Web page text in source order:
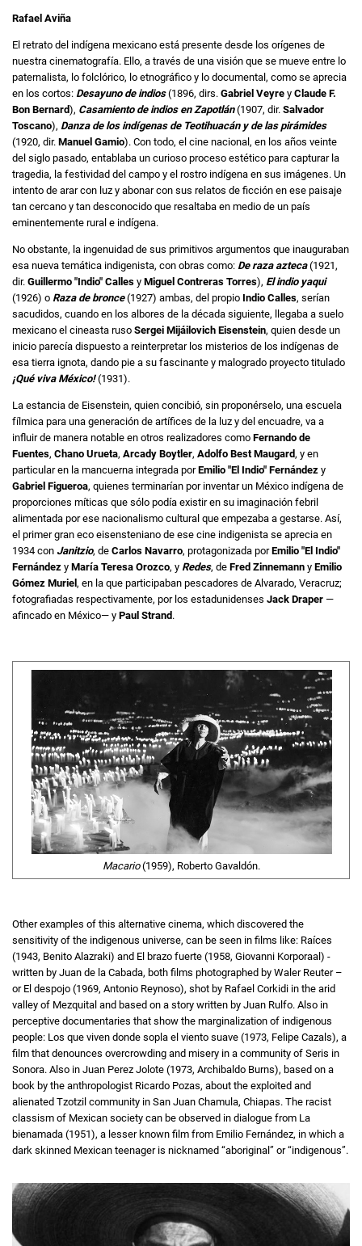
Rafael Aviña
El retrato del indígena mexicano está presente desde los orígenes de
nuestra cinematografía. Ello, a través de una visión que se mueve entre lo
paternalista, lo folclórico, lo etnográfico y lo documental, como se aprecia
en los cortos: Desayuno de indios(1896, dirs. Gabriel Veyre y Claude F.
Bon Bernard), Casamiento de indios en Zapotlán(1907, dir. Salvador
Toscano), Danza de los indígenas de Teotihuacán y de las pirámides
(1920, dir. Manuel Gamio). Con todo, el cine nacional, en los años veinte
del siglo pasado, entablaba un curioso proceso estético para capturar la
tragedia, la festividad del campo y el rostro indígena en sus imágenes. Un
intento de arar con luz y abonar con sus relatos de ficción en ese paisaje
tan cercano y tan desconocido que resaltaba en medio de un país
eminentemente rural e indígena.
No obstante, la ingenuidad de sus primitivos argumentos que inauguraban
esa nueva temática indigenista, con obras como: De raza azteca(1921,
dir. Guillermo "Indio" Calles y Miguel Contreras Torres), El indio yaqui
(1926) o Raza de bronce(1927) ambas, del propio Indio Calles, serían
sacudidos, cuando en los albores de la década siguiente, llegaba a suelo
mexicano el cineasta ruso Sergei Mijáilovich Eisenstein, quien desde un
inicio parecía dispuesto a reinterpretar los misterios de los indígenas de
esa tierra ignota, dando pie a su fascinante y malogrado proyecto titulado
¡Qué viva México!(1931).
La estancia de Eisenstein, quien concibió, sin proponérselo, una escuela
fílmica para una generación de artífices de la luz y del encuadre, va a
influir de manera notable en otros realizadores como Fernando de
Fuentes, Chano Urueta, Arcady Boytler, Adolfo Best Maugard, y en
particular en la mancuerna integrada porEmilio "El Indio" Fernández y
Gabriel Figueroa, quienes terminarían por inventar un México indígena de
proporciones míticas que sólo podía existir en su imaginación febril
alimentada por ese nacionalismo cultural que empezaba a gestarse. Así,
el primer gran eco eisensteniano de ese cine indigenista se aprecia en
1934 con Janitzio, de Carlos Navarro, protagonizada porEmilio "El Indio"
Fernández y María Teresa Orozco, y Redes, de Fred Zinnemann y Emilio
Gómez Muriel , en la que participaban pescadores de Alvarado, Veracruz;
fotografiadas respectivamente, por los estadunidenses Jack Draper —
afincado en México— y Paul Strand .
Macario(1959), Roberto Gavaldón.
Other examples of this alternative cinema, which discovered the
sensitivity of the indigenous universe, can be seen in films like: Raíces
(1943, Benito Alazraki) and El brazo fuerte (1958, Giovanni Korporaal) -
written by Juan de la Cabada, both films photographed by Waler Reuter –
or El despojo (1969, Antonio Reynoso), shot by Rafael Corkidi in the arid
valley of Mezquital and based on a story written by Juan Rulfo. Also in
perceptive documentaries that show the marginalization of indigenous
people: Los que viven donde sopla el viento suave (1973, Felipe Cazals), a
film that denounces overcrowding and misery in a community of Seris in
Sonora. Also in Juan Perez Jolote (1973, Archibaldo Burns), based on a
book by the anthropologist Ricardo Pozas, about the exploited and
alienated Tzotzil community in San Juan Chamula, Chiapas. The racist
classism of Mexican society can be observed in dialogue from La
bienamada (1951), a lesser known film from Emilio Fernández, in which a
dark skinned Mexican teenager is nicknamed “aboriginal” or “indigenous”.